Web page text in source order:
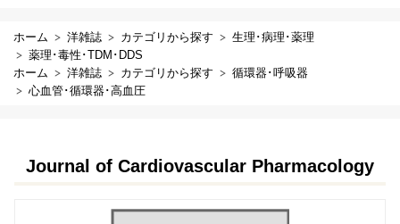
ホーム 洋雑誌 カテゴリから探す
生理･病理･薬理
薬理･毒性･TDM･DDS
ホーム
洋雑誌 カテゴリから探す
循環器･呼吸器
心血管･循環器･高血圧
Journal of Cardiovascular Pharmacology